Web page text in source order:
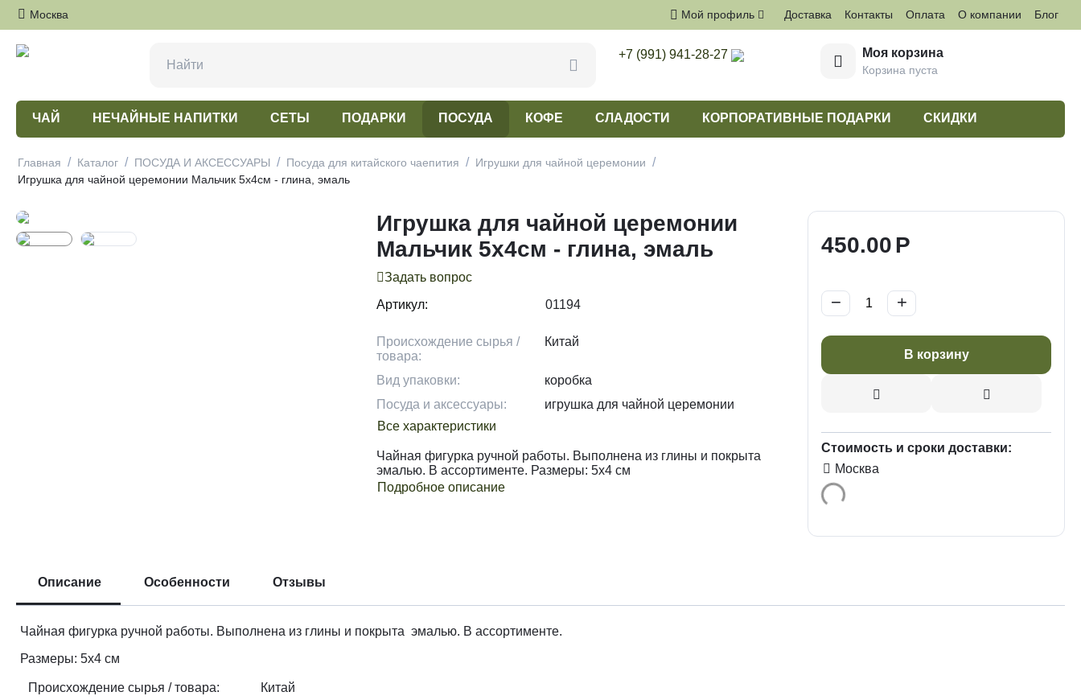
Москва Доставка Контакты Оплата О компании Блог
Мой профиль
+7 (991) 941-28-27 Моя корзина
Корзина пуста
ЧАЙ НЕЧАЙНЫЕ НАПИТКИ СЕТЫ ПОДАРКИ ПОСУДА КОФЕ СЛАДОСТИ КОРПОРАТИВНЫЕ ПОДАРКИ СКИДКИ
Главная / Каталог / ПОСУДА И АКСЕССУАРЫ / Посуда для китайского чаепития / Игрушки для чайной церемонии /
Игрушка для чайной церемонии Мальчик 5х4см - глина, эмаль
Игрушка для чайной церемонии
Мальчик 5х4см - глина, эмаль
Задать вопрос
Артикул:
01194
Происхождение сырья /
товара:
Китай
Вид упаковки:
коробка
Посуда и аксессуары:
игрушка для чайной церемонии
Все характеристики
Чайная фигурка ручной работы. Выполнена из глины и покрыта
эмалью. В ассортименте. Размеры: 5х4 см
Подробное описание
450.00Р
+
−
В корзину
Стоимость и сроки доставки:
Москва
Описание Особенности Отзывы
Чайная фигурка ручной работы. Выполнена из глины и покрыта эмалью. В ассортименте.
Размеры: 5х4 см
Происхождение сырья / товара: Китай